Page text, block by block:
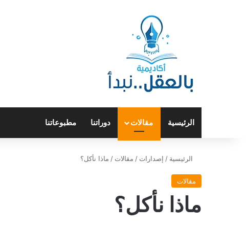
الرئيسية مقالات دوراتنا مطبوعاتنا
الرئيسية / إصدارات / مقالات / ماذا نأكل؟
مقالات
ماذا نأكل؟